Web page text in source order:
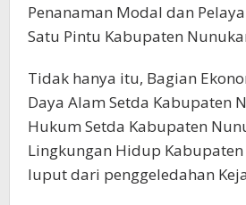
Penanaman Modal dan
Satu Pintu Kabupaten
Tidak hanya itu, Bagian
Daya Alam Setda Kabupaten
Hukum Setda Kabupaten
Lingkungan Hidup
luput dari penggeledahan